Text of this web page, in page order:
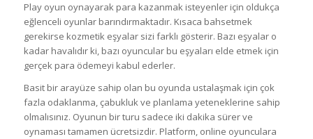
Play oyun oynayarak para kazanmak isteyenler için oldukça
eğlenceli oyunlar barındırmaktadır. Kısaca bahsetmek
gerekirse kozmetik eşyalar sizi farklı gösterir. Bazı eşyalar o
kadar havalıdır ki, bazı oyuncular bu eşyaları elde etmek için
gerçek para ödemeyi kabul ederler.
Basit bir arayüze sahip olan bu oyunda ustalaşmak için çok
fazla odaklanma, çabukluk ve planlama yeteneklerine sahip
olmalısınız. Oyunun bir turu sadece iki dakika sürer ve
oynaması tamamen ücretsizdir. Platform, online oyunculara